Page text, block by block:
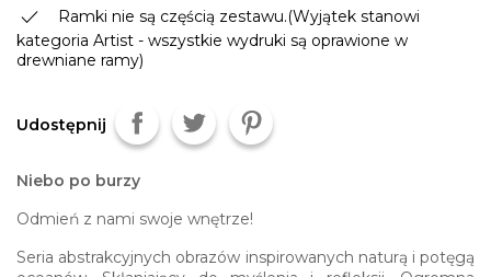
done
Ramki nie są częścią zestawu.(Wyjątek stanowi
kategoria Artist - wszystkie wydruki są oprawione w
drewniane ramy)
Udostępnij
Niebo po burzy
Odmień z nami swoje wnętrze!
Seria abstrakcyjnych obrazów inspirowanych naturą i potęgą